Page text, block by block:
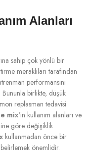
Alanları
sahip çok yönlü bir
meraklıları tarafından
performansını
Bununla birlikte, düşük
replasman tedavisi
mix‘in kullanım alanları ve
göre değişiklik
kullanmadan önce bir
önemlidir.